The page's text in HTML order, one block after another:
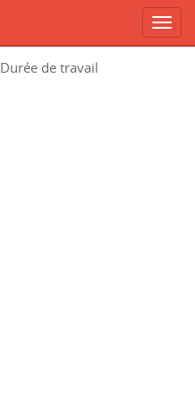
Durée de travail